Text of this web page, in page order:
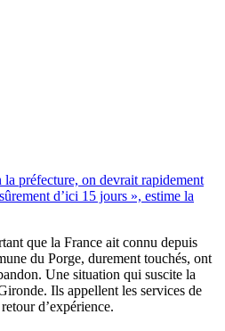
préfecture, on devrait rapidement
d’ici 15 jours », estime la
que la France ait connu depuis
du Porge, durement touchés, ont
Une situation qui suscite la
Ils appellent les services de
d’expérience.